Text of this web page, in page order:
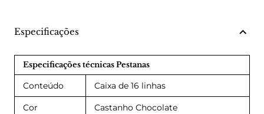
Especificações
Especificações técnicas Pestanas
Conteúdo Caixa de 16 linhas
Cor Castanho Chocolate